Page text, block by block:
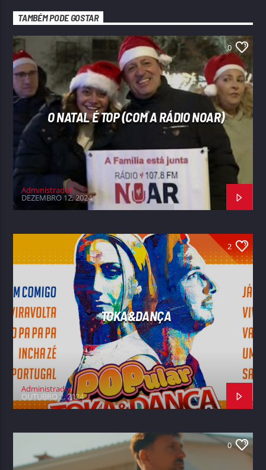
TAMBÉM PODE GOSTAR
0
O NATAL É TOP (COM A RÁDIO NOAR)
Administrador
DEZEMBRO 12, 2024
2
TOKA&DANÇA
Administrador
OUTUBRO 2, 2024
0